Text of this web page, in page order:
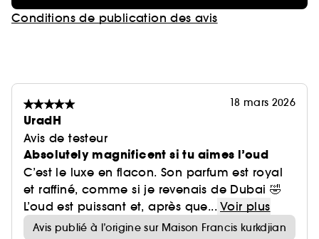
Conditions de publication des avis
18 mars 2026
UradH
Avis de testeur
Absolutely magnificent si tu aimes l’oud
C’est le luxe en flacon. Son parfum est royal
et raffiné, comme si je revenais de Dubai 🤣
L’oud est puissant et, après que... Voir plus
Avis publié à l’origine sur Maison Francis kurkdjian